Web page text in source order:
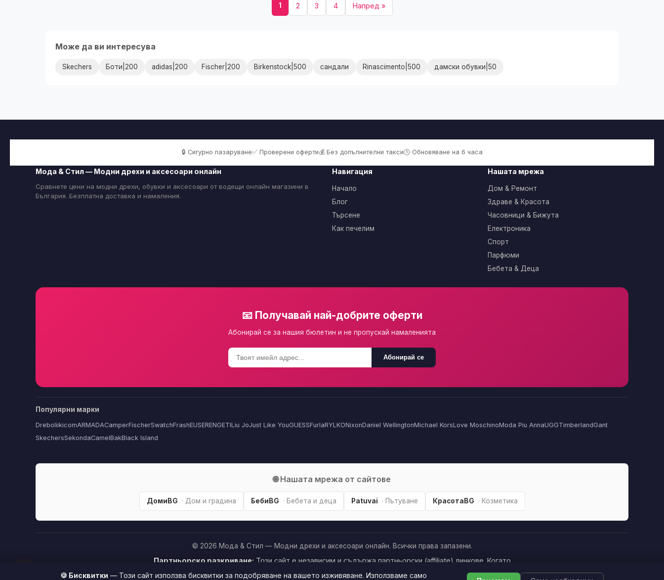
1 2 3 4 Напред »
Може да ви интересува
Skechers Боти|200 adidas|200 Fischer|200 Birkenstock|500 сандали Rinascimento|500 дамски обувки|50
🔒 Сигурно пазаруване✅ Проверени оферти💰 Без допълнителни такси🕒 Обновяване на 6 часа
Мода & Стил — Модни дрехи и аксесоари онлайн
Сравнете цени на модни дрехи, обувки и аксесоари от водещи онлайн магазини в
България. Безплатна доставка и намаления.
Навигация
Начало
Блог
Търсене
Как печелим
Нашата мрежа
Дом & Ремонт
Здраве & Красота
Часовници & Бижута
Електроника
Спорт
Парфюми
Бебета & Деца
📧 Получавай най-добрите оферти
Абонирай се за нашия бюлетин и не пропускай намаленията
Абонирай се
Популярни марки
DreboliikicomARMADACamperFischerSwatchFrashEUSERENGETILiu JoJust Like YouGUESSFurlaRYLKONixonDaniel WellingtonMichael KorsLove MoschinoModa Piu AnnaUGGTimberlandGant
SkechersSekondaCamelBakBlack Island
🌐 Нашата мрежа от сайтове
ДомиBG · Дом и градина БебиBG · Бебета и деца Patuvai · Пътуване КрасотаBG · Козметика
© 2026 Мода & Стил — Модни дрехи и аксесоари онлайн. Всички права запазени.
Партньорско разкриване: Този сайт е независим и съдържа партньорски (affiliate) линкове. Когато
купите продукт през тях, може да получим малка комисиона от магазина —
това да оскъпява
🍪 Бисквитки — Този сайт използва бисквитки за подобряване на вашето изживяване. Използваме само